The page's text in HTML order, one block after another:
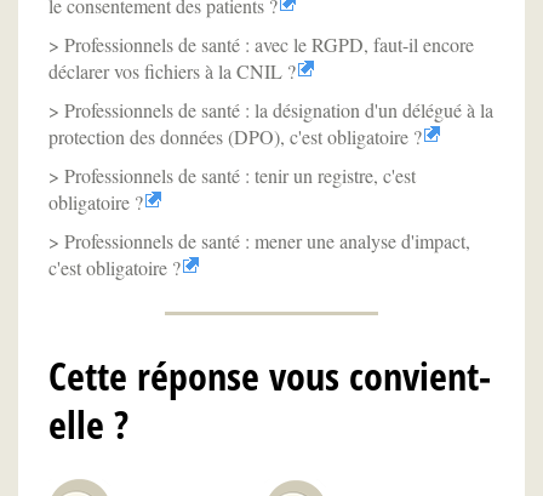
le consentement des patients ?
Professionnels de santé : avec le RGPD, faut-il encore
déclarer vos fichiers à la CNIL ?
Professionnels de santé : la désignation d'un délégué à la
protection des données (DPO), c'est obligatoire ?
Professionnels de santé : tenir un registre, c'est
obligatoire ?
Professionnels de santé : mener une analyse d'impact,
c'est obligatoire ?
Cette réponse vous convient-
elle ?